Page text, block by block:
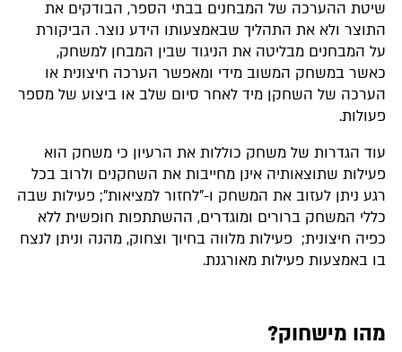
שיטת ההערכה של המבחנים בבתי הספר, הבודקים את
התוצר ולא את התהליך שבאמצעותו הידע נוצר. הביקורת
על המבחנים מבליטה את הניגוד שבין המבחן למשחק,
כאשר במשחק המשוב מידי ומאפשר הערכה חיצונית או
הערכה של השחקן מיד לאחר סיום שלב או ביצוע של מספר
פעולות.
עוד הגדרות של משחק כוללות את הרעיון כי משחק הוא
פעילות שתוצאותיה אינן מחייבות את השחקנים ולרוב בכל
רגע ניתן לעזוב את המשחק ו-"לחזור למציאות"; פעילות שבה
כללי המשחק ברורים ומוגדרים, ההשתתפות חופשית ללא
כפיה חיצונית; פעילות מלווה בחיוך וצחוק, מהנה וניתן לנצח
בו באמצעות פעילות מאורגנת.
מהו מישחוק?